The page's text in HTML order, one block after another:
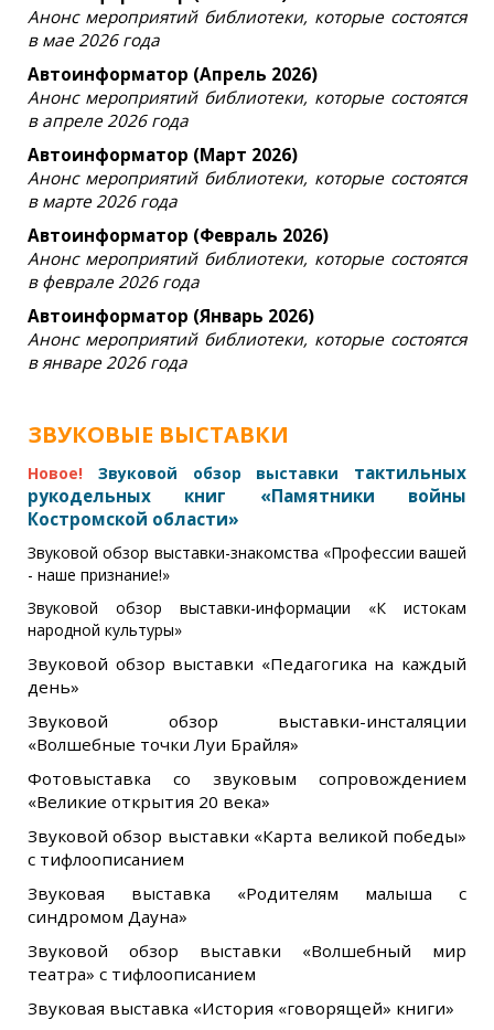
Анонс мероприятий библиотеки, которые состоятся
в мае 2026 года
Автоинформатор (Апрель 2026)
Анонс мероприятий библиотеки, которые состоятся
в апреле 2026 года
Автоинформатор (Март 2026)
Анонс мероприятий библиотеки, которые состоятся
в марте 2026 года
Автоинформатор (Февраль 2026)
Анонс мероприятий библиотеки, которые состоятся
в феврале 2026 года
Автоинформатор (Январь 2026)
Анонс мероприятий библиотеки, которые состоятся
в январе 2026 года
ЗВУКОВЫЕ ВЫСТАВКИ
Новое! Звуковой обзор выставки
тактильных
рукодельных книг «Памятники войны
Костромской области»
Звуковой обзор выставки-знакомства «Профессии вашей
- наше признание!»
Звуковой обзор выставки-информации «К истокам
народной культуры»
Звуковой обзор выставки «Педагогика на каждый
день»
Звуковой обзор выставки-инсталяции
«Волшебные точки Луи Брайля»
Фотовыставка со звуковым сопровождением
«Великие открытия 20 века»
Звуковой обзор выставки «Карта великой победы»
с тифлоописанием
Звуковая выставка «Родителям малыша с
синдромом Дауна»
Звуковой обзор выставки «Волшебный мир
театра» с тифлоописанием
Звуковая выставка «История «говорящей» книги»